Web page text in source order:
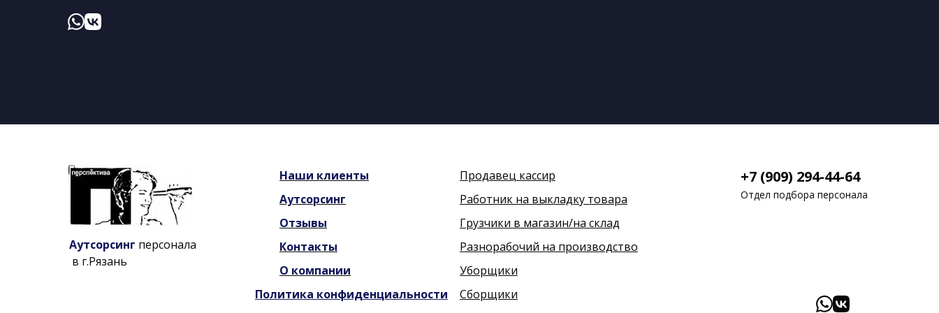
Политика конфиденциальности
Сборщики
Уборщики
Разнорабочий на производство
Грузчики в магазин/на склад
Работник на выкладку товара
Продавец кассир +7 (909) 294-44-64
Отдел подбора персонала
О компании
Контакты
Отзывы
Аутсорсинг
Наши клиенты
Аутсорсинг персонала
в г.Рязань